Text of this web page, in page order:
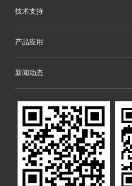
技术支持
产品应用
新闻动态